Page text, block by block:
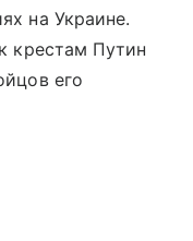
на Украине.
крестам Путин
его